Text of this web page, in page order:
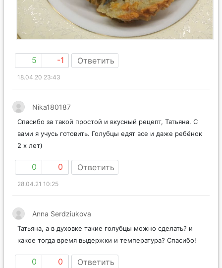
5 -1 Ответить
18.04.20 23:43
Nika180187
Спасибо за такой простой и вкусный рецепт, Татьяна. С
вами я учусь готовить. Голубцы едят все и даже ребёнок
2 х лет)
0 0 Ответить
28.04.21 10:25
Anna Serdziukova
Татьяна, а в духовке такие голубцы можно сделать? и
какое тогда время выдержки и температура? Спасибо!
0 0 Ответить